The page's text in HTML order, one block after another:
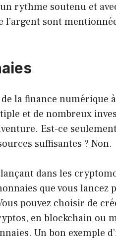
rythme soutenu et
l’argent sont
la finance numérique
et de nombreux
Est-ce
suffisantes ? Non.
dans les
que vous lancez
pouvez choisir de
en blockchain ou
Un bon exemple